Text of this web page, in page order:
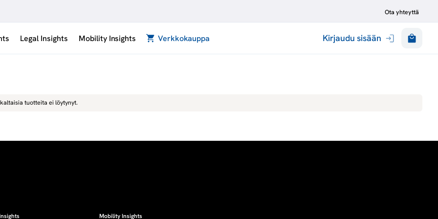
Ota yhteyttä
Legal Insights Mobility Insights Verkkokauppa Kirjaudu sisään
tuotteita ei löytynyt.
Mobility Insights